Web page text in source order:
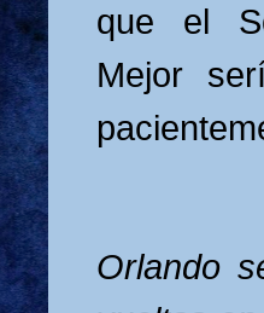
que el
Mejor
Orlando